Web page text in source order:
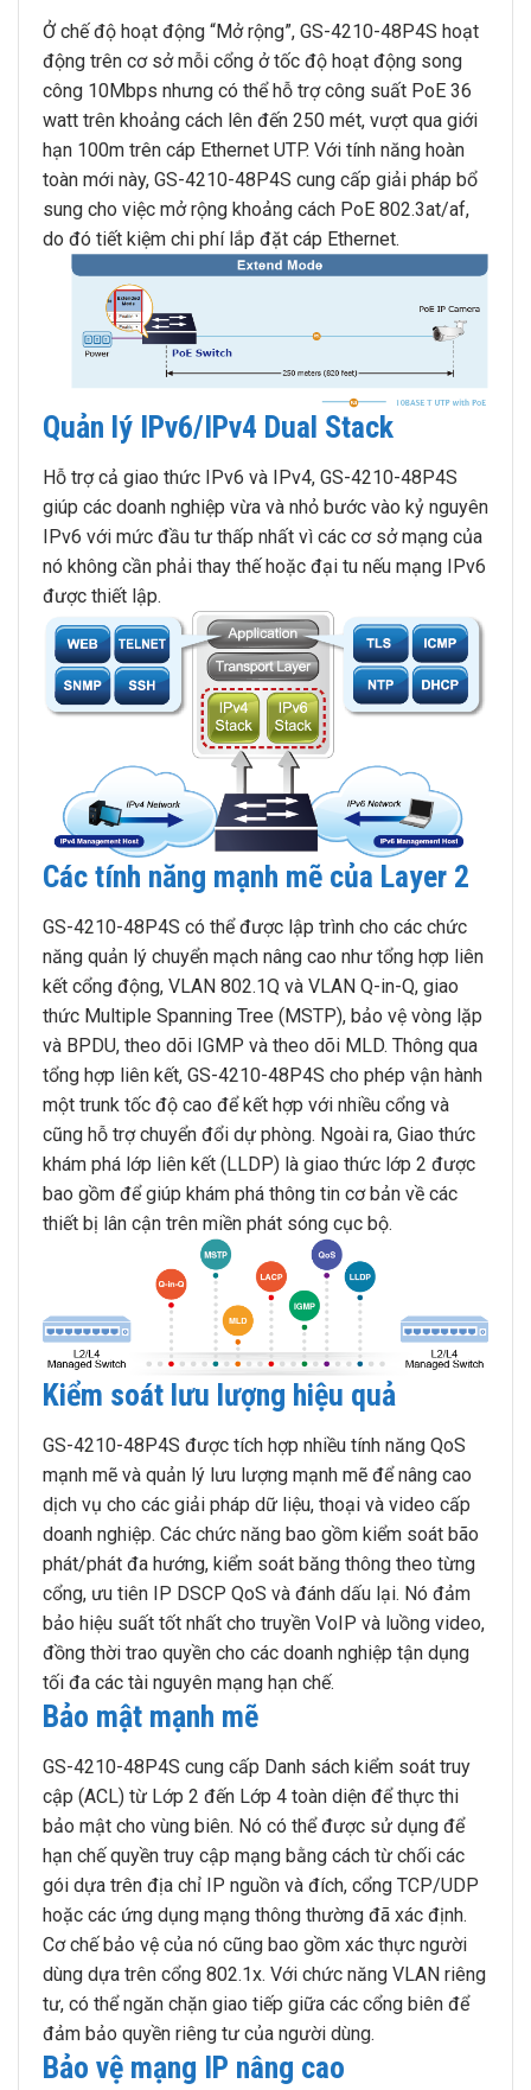
Ở chế độ hoạt động “Mở rộng”, GS-4210-48P4S hoạt
động trên cơ sở mỗi cổng ở tốc độ hoạt động song
công 10Mbps nhưng có thể hỗ trợ công suất PoE 36
watt trên khoảng cách lên đến 250 mét, vượt qua giới
hạn 100m trên cáp Ethernet UTP. Với tính năng hoàn
toàn mới này, GS-4210-48P4S cung cấp giải pháp bổ
sung cho việc mở rộng khoảng cách PoE 802.3at/af,
do đó tiết kiệm chi phí lắp đặt cáp Ethernet.
Quản lý IPv6/IPv4 Dual Stack
Hỗ trợ cả giao thức IPv6 và IPv4, GS-4210-48P4S
giúp các doanh nghiệp vừa và nhỏ bước vào kỷ nguyên
IPv6 với mức đầu tư thấp nhất vì các cơ sở mạng của
nó không cần phải thay thế hoặc đại tu nếu mạng IPv6
được thiết lập.
Các tính năng mạnh mẽ của Layer 2
GS-4210-48P4S có thể được lập trình cho các chức
năng quản lý chuyển mạch nâng cao như tổng hợp liên
kết cổng động, VLAN 802.1Q và VLAN Q-in-Q, giao
thức Multiple Spanning Tree (MSTP), bảo vệ vòng lặp
và BPDU, theo dõi IGMP và theo dõi MLD. Thông qua
tổng hợp liên kết, GS-4210-48P4S cho phép vận hành
một trunk tốc độ cao để kết hợp với nhiều cổng và
cũng hỗ trợ chuyển đổi dự phòng. Ngoài ra, Giao thức
khám phá lớp liên kết (LLDP) là giao thức lớp 2 được
bao gồm để giúp khám phá thông tin cơ bản về các
thiết bị lân cận trên miền phát sóng cục bộ.
Kiểm soát lưu lượng hiệu quả
GS-4210-48P4S được tích hợp nhiều tính năng QoS
mạnh mẽ và quản lý lưu lượng mạnh mẽ để nâng cao
dịch vụ cho các giải pháp dữ liệu, thoại và video cấp
doanh nghiệp. Các chức năng bao gồm kiểm soát bão
phát/phát đa hướng, kiểm soát băng thông theo từng
cổng, ưu tiên IP DSCP QoS và đánh dấu lại. Nó đảm
bảo hiệu suất tốt nhất cho truyền VoIP và luồng video,
đồng thời trao quyền cho các doanh nghiệp tận dụng
tối đa các tài nguyên mạng hạn chế.
Bảo mật mạnh mẽ
GS-4210-48P4S cung cấp Danh sách kiểm soát truy
cập (ACL) từ Lớp 2 đến Lớp 4 toàn diện để thực thi
bảo mật cho vùng biên. Nó có thể được sử dụng để
hạn chế quyền truy cập mạng bằng cách từ chối các
gói dựa trên địa chỉ IP nguồn và đích, cổng TCP/UDP
hoặc các ứng dụng mạng thông thường đã xác định.
Cơ chế bảo vệ của nó cũng bao gồm xác thực người
dùng dựa trên cổng 802.1x. Với chức năng VLAN riêng
tư, có thể ngăn chặn giao tiếp giữa các cổng biên để
đảm bảo quyền riêng tư của người dùng.
Bảo vệ mạng IP nâng cao